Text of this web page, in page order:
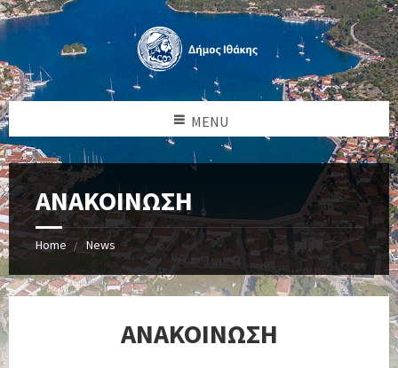
MENU
ΑΝΑΚΟΙΝΩΣΗ
Home News
ΑΝΑΚΟΙΝΩΣΗ